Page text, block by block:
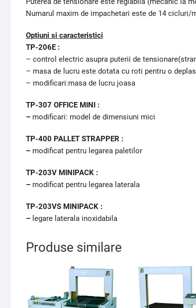
Numarul maxim de impachetari este de 14 cicluri/
Optiuni si caracteristici
TP-206E :
– control electric asupra puterii de
– masa de lucru este dotata cu roti pentru o
– modificari:masa de lucru joasa
TP-307 OFFICE MINI :
– modificari: model de dimensiuni mici
TP-400 PALLET STRAPPER :
– modificat pentru legarea paletilor
TP-203V MINIPACK :
– modificat pentru legarea laterala
TP-203VS MINIPACK :
– legare laterala inoxidabila
Produse similare